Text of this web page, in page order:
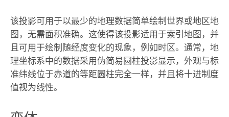
该投影可用于以最少的地理数据简单绘制世界或地区地
图，无需面积准确。这使得该投影适用于索引地图，并
且可用于绘制随经度变化的现象，例如时区。通常，地
理坐标系中的数据采用伪简易圆柱投影显示，外观与标
准纬线位于赤道的等距圆柱完全一样，并且将十进制度
值视为线性。